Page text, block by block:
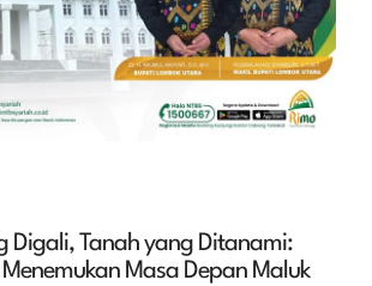
Digali, Tanah yang Ditanami:
Masa Depan Maluk